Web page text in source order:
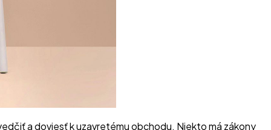
a doviesť k uzavretému obchodu. Niekto má zákony